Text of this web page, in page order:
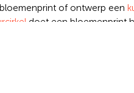
of ontwerp een
doet een bloemenprint